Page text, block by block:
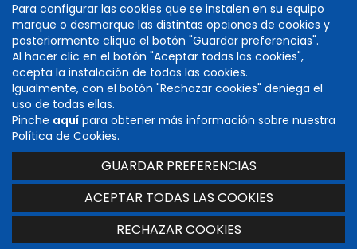
DIRECCIÓN GENERAL DE CULTURA
INSTITUCIÓN PRÍNCIPE DE VIANA
C/ Navarrería, 39. 31001 Pamplona (Navarra)
T. 848 424 600 -
Accesibilidad|Aviso legal|Mapa web
Para configurar las cookies que se instalen en su equipo
marque o desmarque las distintas opciones de cookies y
posteriormente clique el botón "Guardar preferencias".
Al hacer clic en el botón "Aceptar todas las cookies",
acepta la instalación de todas las cookies.
Igualmente, con el botón "Rechazar cookies" deniega el
uso de todas ellas.
Pinche aquí para obtener más información sobre nuestra
Política de Cookies.
GUARDAR PREFERENCIAS
ACEPTAR TODAS LAS COOKIES
RECHAZAR COOKIES